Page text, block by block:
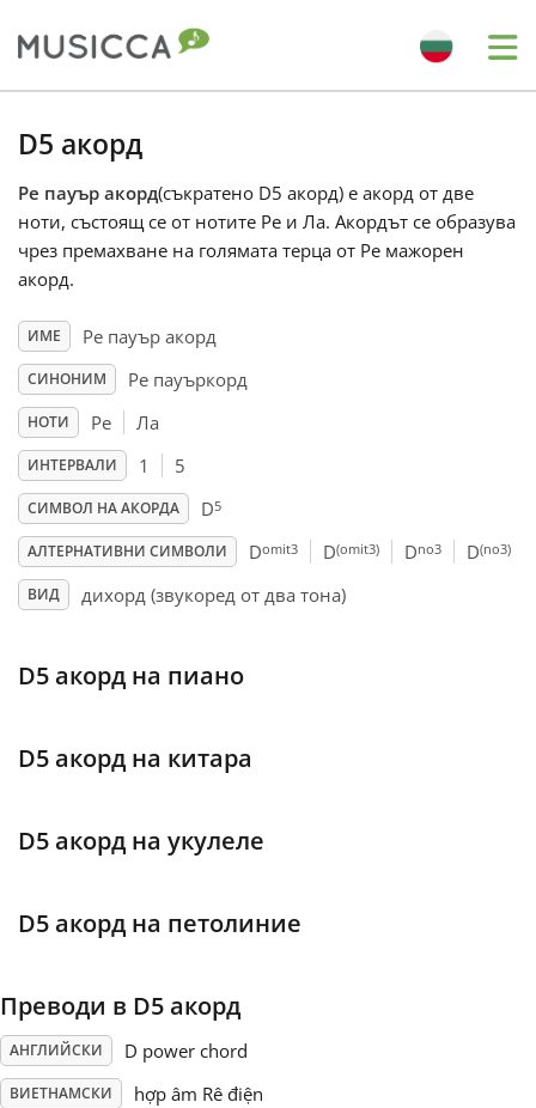
Български
Deutsch
English
Español
Português
D5 акорд
Ре пауър акорд(съкратено D5 акорд) е акорд от две
ноти, състоящ се от нотите Ре и Ла. Акордът се образува
чрез премахване на голямата терца от Ре мажорен
акорд.
ИМЕ Ре пауър акорд
СИНОНИМ Ре пауъркорд
НОТИ Ре Ла
ИНТЕРВАЛИ 1 5
СИМВОЛ НА АКОРДА D5
АЛТЕРНАТИВНИ СИМВОЛИ Domit3 D(omit3) Dno3 D(no3)
ВИД дихорд (звукоред от два тона)
D5 акорд на пиано
D5 акорд на китара
D5 акорд на укулеле
D5 акорд на петолиние
Преводи в D5 акорд
АНГЛИЙСКИ D power chord
ВИЕТНАМСКИ hợp âm Rê điện